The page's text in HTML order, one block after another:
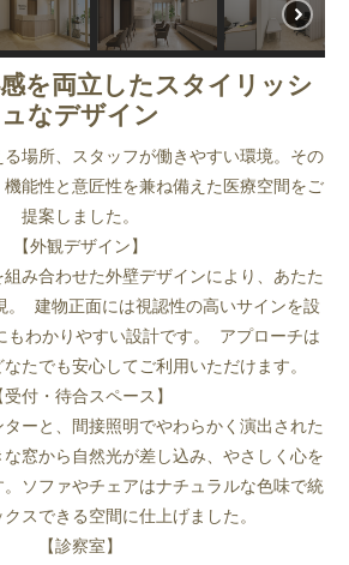
を両立したスタイリッシ
ュなデザイン
場所、スタッフが働きやすい環境。その
能性と意匠性を兼ね備えた医療空間をご
提案しました。
【外観デザイン】
み合わせた外壁デザインにより、あたた
。 建物正面には視認性の高いサインを設
もわかりやすい設計です。 アプローチは
たでも安心してご利用いただけます。
受付・待合スペース】
ーと、間接照明でやわらかく演出された
窓から自然光が差し込み、やさしく心を
ソファやチェアはナチュラルな色味で統
スできる空間に仕上げました。
【診察室】